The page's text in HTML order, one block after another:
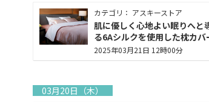
カテゴリ： アスキーストア
肌に優しく心地よい眠りへと
る6Aシルクを使用した枕カバ
2025年03月21日 12時00分
03月20日（木）